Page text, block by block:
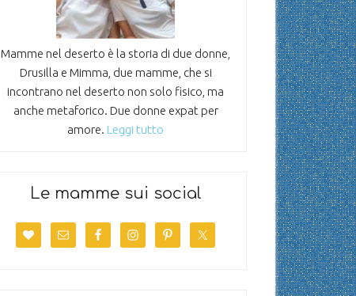
Mamme nel deserto è la storia di due donne,
Drusilla e Mimma, due mamme, che si
incontrano nel deserto non solo fisico, ma
anche metaforico. Due donne expat per
amore. Leggi tutto
Le mamme sui social